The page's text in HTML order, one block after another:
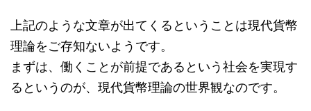
上記のような文章が出てくるということは現代貨幣
理論をご存知ないようです。
まずは、働くことが前提であるという社会を実現す
るというのが、現代貨幣理論の世界観なのです。